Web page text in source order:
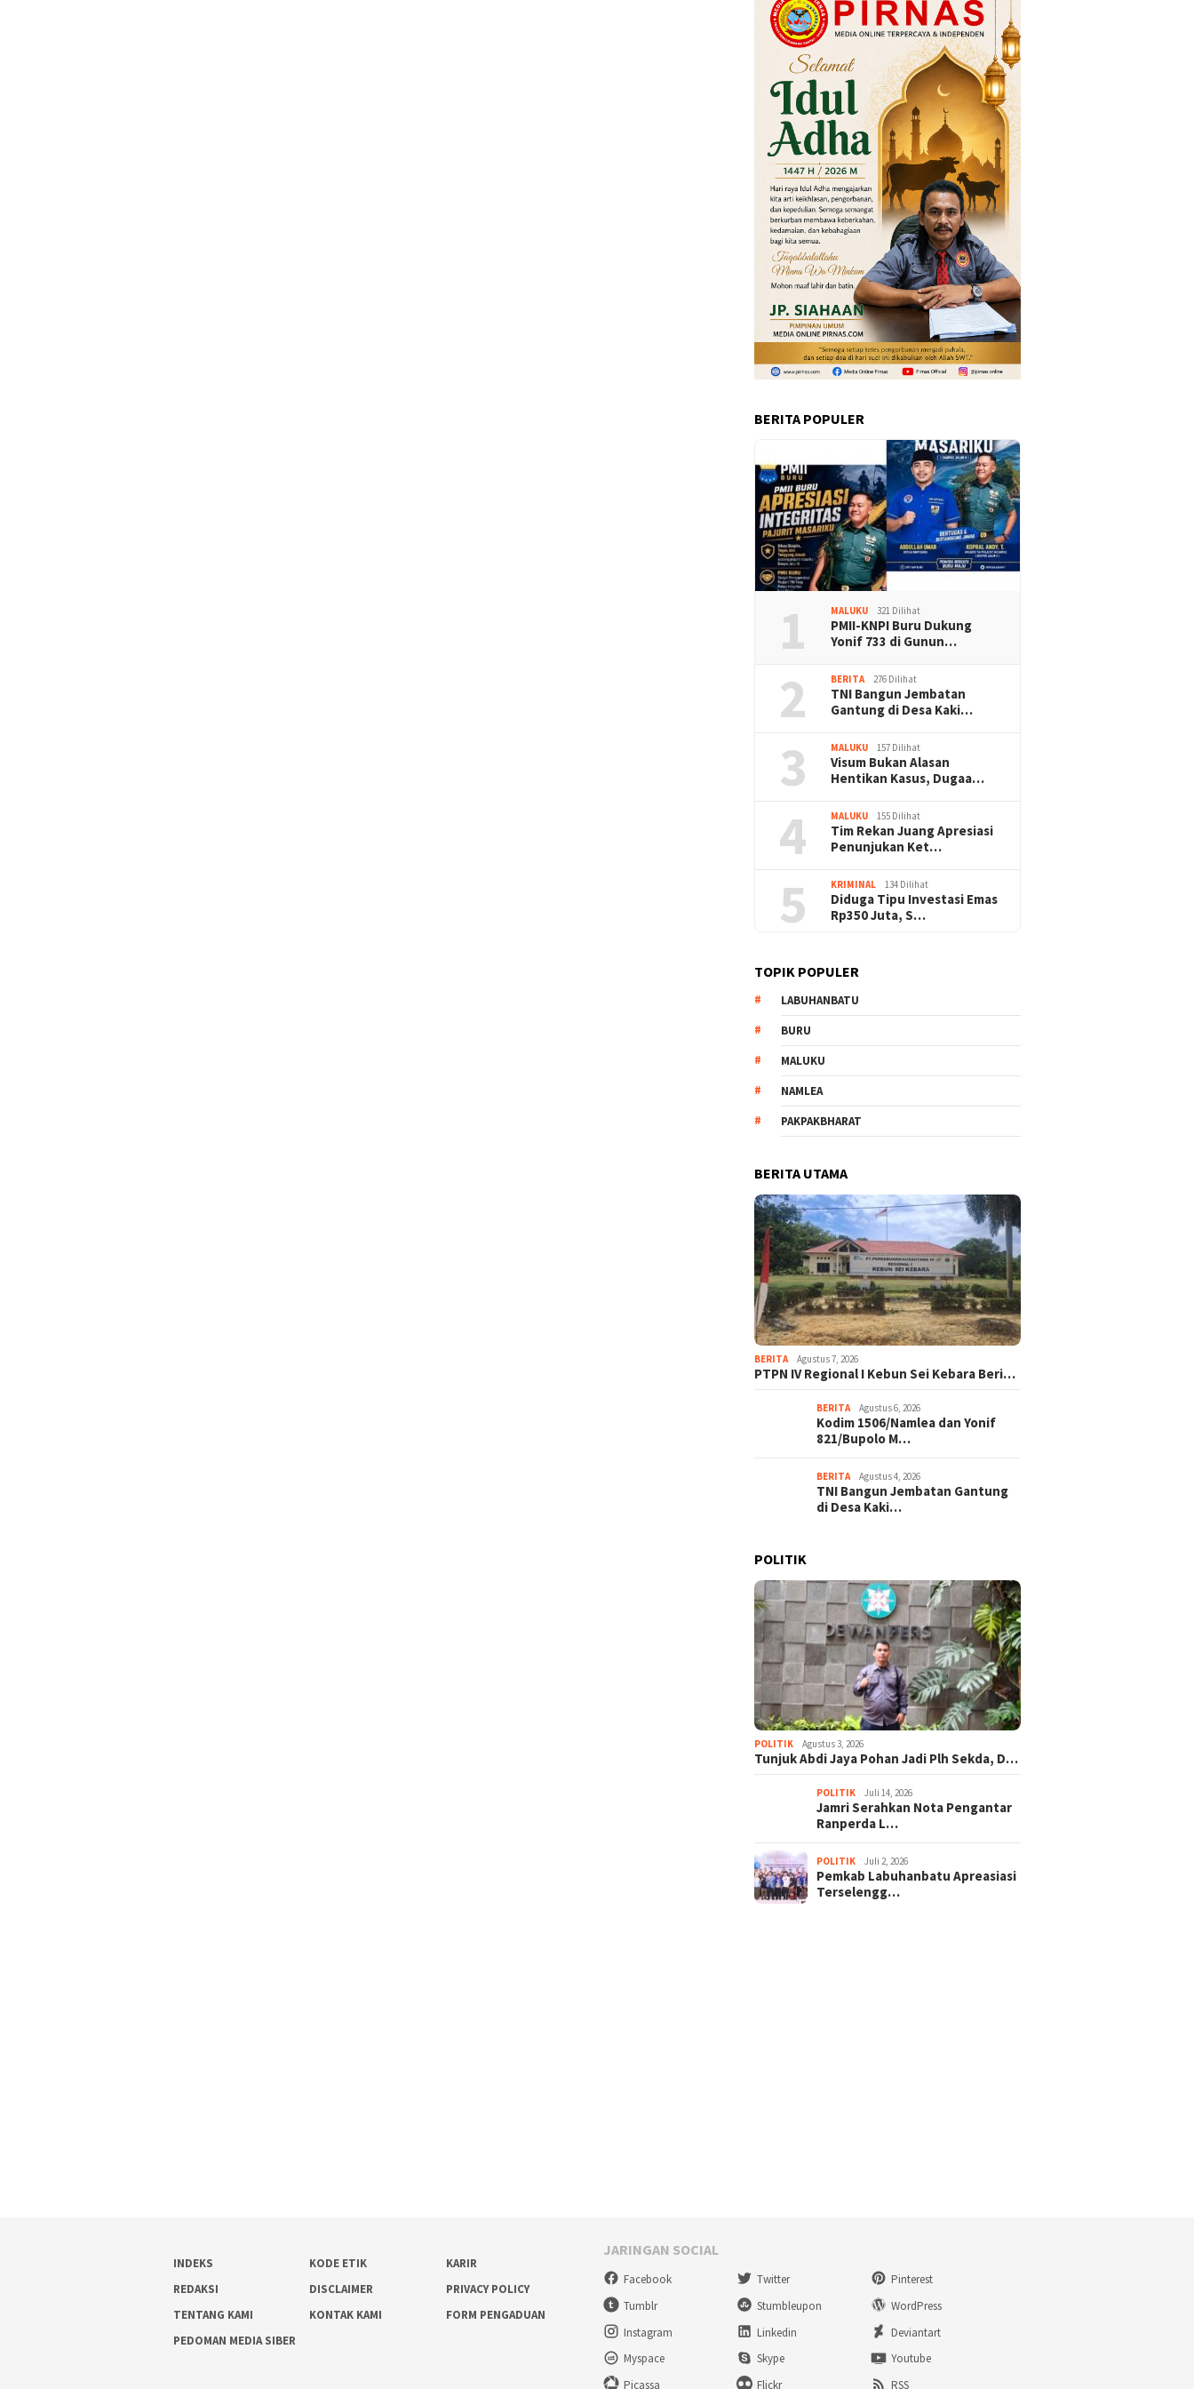
BERITA POPULER
1 MALUKU 321 Dilihat
PMII-KNPI Buru Dukung
Yonif 733 di Gunun…
2 BERITA 276 Dilihat
TNI Bangun Jembatan
Gantung di Desa Kaki…
3 MALUKU 157 Dilihat
Visum Bukan Alasan
Hentikan Kasus, Dugaa…
4 MALUKU 155 Dilihat
Tim Rekan Juang Apresiasi
Penunjukan Ket…
5 KRIMINAL 134 Dilihat
Diduga Tipu Investasi Emas
Rp350 Juta, S…
TOPIK POPULER
LABUHANBATU
BURU
MALUKU
NAMLEA
PAKPAKBHARAT
BERITA UTAMA
BERITA Agustus 7, 2026
PTPN IV Regional I Kebun Sei Kebara Beri…
BERITA Agustus 6, 2026
Kodim 1506/Namlea dan Yonif
821/Bupolo M…
BERITA Agustus 4, 2026
TNI Bangun Jembatan Gantung
di Desa Kaki…
POLITIK
POLITIK Agustus 3, 2026
Tunjuk Abdi Jaya Pohan Jadi Plh Sekda, D…
POLITIK Juli 14, 2026
Jamri Serahkan Nota Pengantar
Ranperda L…
POLITIK Juli 2, 2026
Pemkab Labuhanbatu Apreasiasi
Terselengg…
INDEKS KODE ETIK
KARIR
REDAKSI
DISCLAIMER
PRIVACY POLICY
TENTANG KAMI
KONTAK KAMI
FORM PENGADUAN
PEDOMAN MEDIA SIBER
JARINGAN SOCIAL
Facebook Twitter
Pinterest
Tumblr
Stumbleupon
WordPress
Instagram
Linkedin
Deviantart
Myspace
Skype
Youtube
Picassa
Flickr RSS